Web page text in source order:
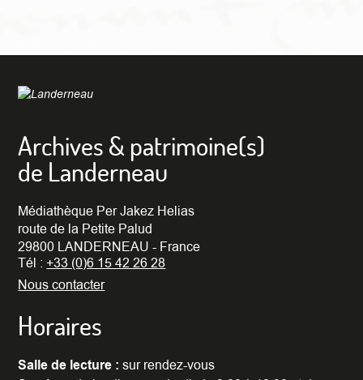
Archives & patrimoine(s)
de Landerneau
Médiathèque Per Jakez Helias
route de la Petite Palud
29800 LANDERNEAU - France
Tél :+33 (0)6 15 42 26 28
Nous contacter
Horaires
Salle de lecture : sur rendez-vous